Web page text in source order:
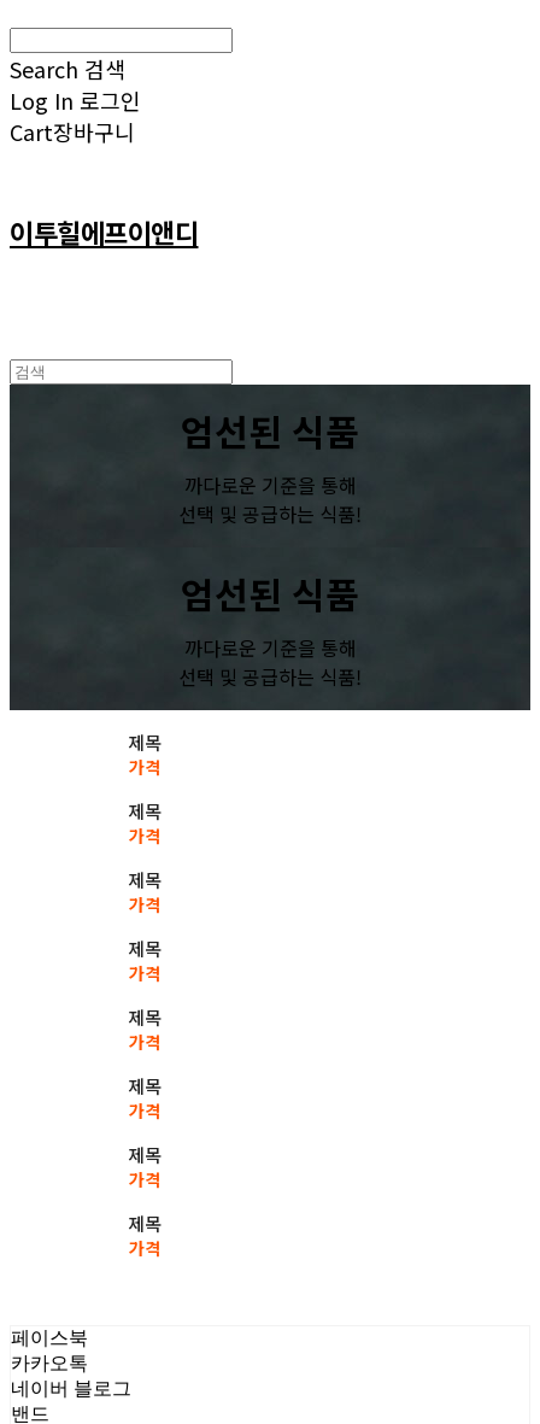
Search 검색
Log In 로그인
Cart장바구니
이투힐에프이앤디
엄선된 식품
까다로운 기준을 통해
선택 및 공급하는 식품!
엄선된 식품
까다로운 기준을 통해
선택 및 공급하는 식품!
제목
가격
제목
가격
제목
가격
제목
가격
제목
가격
제목
가격
제목
가격
제목
가격
페이스북
카카오톡
네이버 블로그
밴드